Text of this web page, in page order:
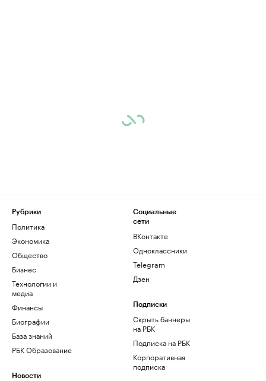
Рубрики
Политика
Экономика
Общество
Бизнес
Технологии и
медиа
Финансы
Биографии
База знаний
РБК Образование
Новости
Социальные
сети
ВКонтакте
Одноклассники
Telegram
Дзен
Подписки
Скрыть баннеры
на РБК
Подписка на РБК
Корпоративная
подписка